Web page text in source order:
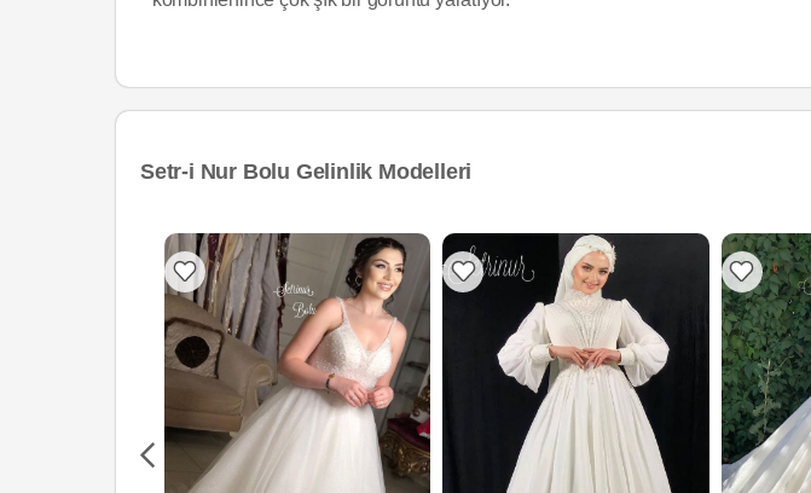
Setr-i Nur Bolu Gelinlik Modelleri